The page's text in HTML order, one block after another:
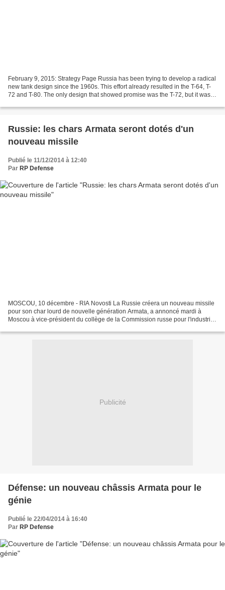
February 9, 2015: Strategy Page Russia has been trying to develop a radical
new tank design since the 1960s. This effort already resulted in the T-64, T-
72 and T-80. The only design that showed promise was the T-72, but it was
Russie: les chars Armata seront dotés d'un
nouveau missile
Publié le 11/12/2014 à 12:40
Par RP Defense
MOSCOU, 10 décembre - RIA Novosti La Russie créera un nouveau missile
pour son char lourd de nouvelle génération Armata, a annoncé mardi à
Moscou à vice-président du collège de la Commission russe pour l'industrie
Publicité
Défense: un nouveau châssis Armata pour le
génie
Publié le 22/04/2014 à 16:40
Par RP Defense